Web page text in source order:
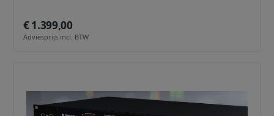
€ 1.399,00
Adviesprijs incl. BTW